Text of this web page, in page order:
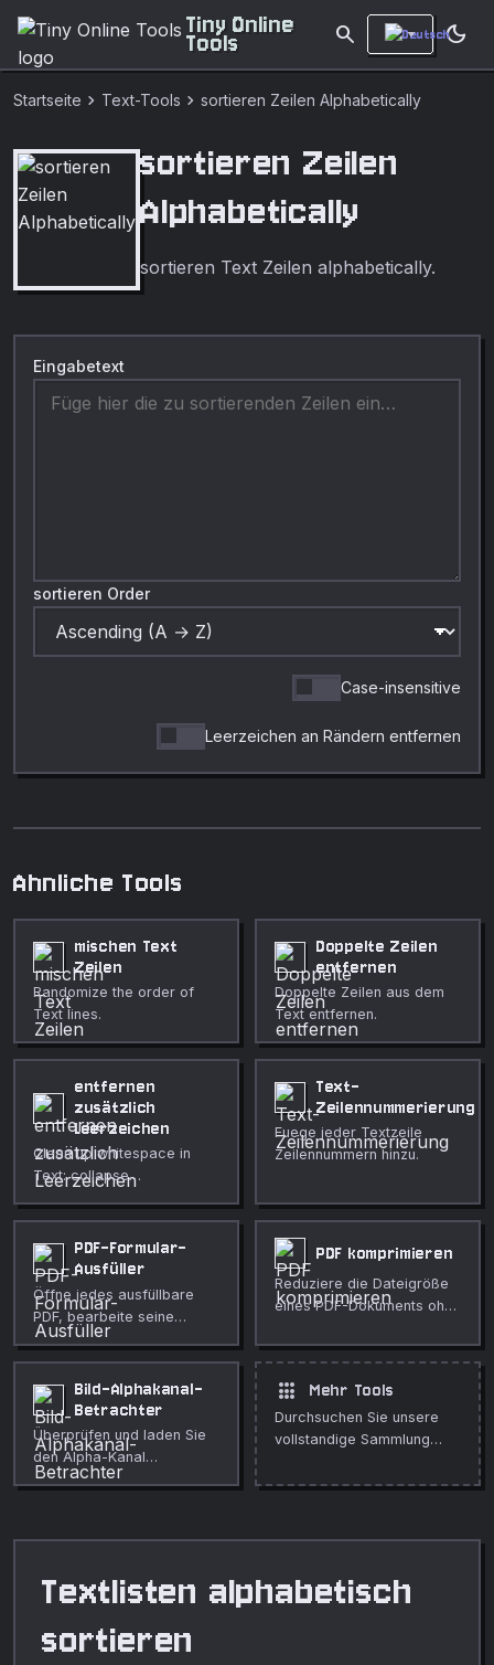
Tiny Online
Tools search dark_mode
Startseite chevron_right Text-Tools chevron_right sortieren Zeilen Alphabetically
sortieren Zeilen
Alphabetically
sortieren Text Zeilen alphabetically.
Eingabetext
sortieren Order
Case-insensitive
Leerzeichen an Rändern entfernen
Ahnliche Tools
mischen Text
Zeilen
Randomize the order of
Text lines.
Doppelte Zeilen
entfernen
Doppelte Zeilen aus dem
Text entfernen.
entfernen
zusätzlich
Leerzeichen
Clean up whitespace in
Text: collapse
entfernen blank Zeilen, und
normalize Zeile endings.
Text-
Zeilennummerierung
Fuege jeder Textzeile
Zeilennummern hinzu.
PDF-Formular-
Ausfüller
Öffne jedes ausfüllbare
PDF, bearbeite seine
Formularfelder direkt im
Browser und speichere
eine ausgefüllte Kopie —
mit optionaler Flatten-
Funktion, um Werte zu
fixieren.
PDF komprimieren
Reduziere die Dateigröße
eines PDF-Dokuments ohne
Bild-Alphakanal-
Betrachter
Überprüfen und laden Sie
den Alpha-Kanal
(Transparenz) eines
Vollständig privat, läuft in
apps Mehr Tools
Durchsuchen Sie unsere
vollstandige Sammlung
Textlisten alphabetisch
sortieren